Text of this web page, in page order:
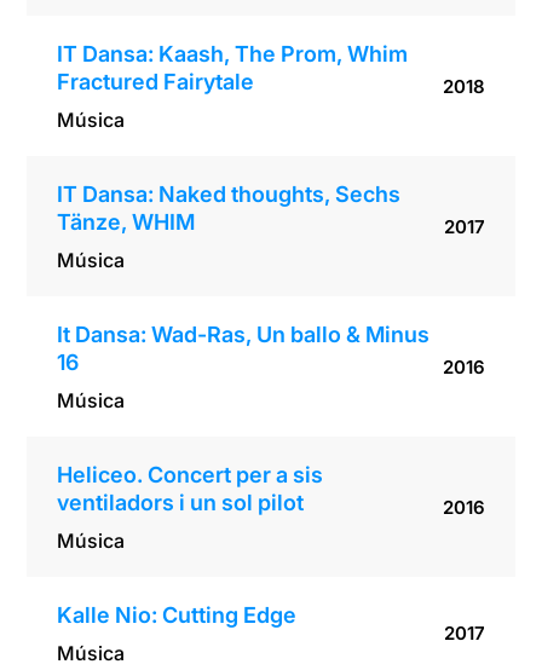
IT Dansa: Kaash, The Prom, Whim
Fractured Fairytale
Música
2018
IT Dansa: Naked thoughts, Sechs
Tänze, WHIM
Música
2017
It Dansa: Wad-Ras, Un ballo & Minus
16
Música
2016
Heliceo. Concert per a sis
ventiladors i un sol pilot
Música
2016
Kalle Nio: Cutting Edge
Música
2017